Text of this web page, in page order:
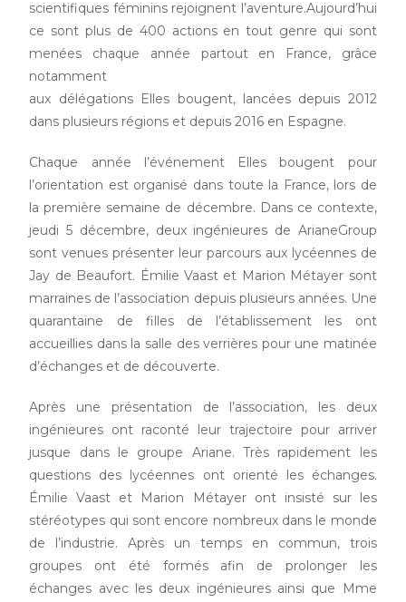
scientifiques féminins rejoignent l’aventure.Aujourd’hui
ce sont plus de 400 actions en tout genre qui sont
menées chaque année partout en France, grâce
notamment
aux délégations Elles bougent, lancées depuis 2012
dans plusieurs régions et depuis 2016 en Espagne.
Chaque année l’événement Elles bougent pour
l’orientation est organisé dans toute la France, lors de
la première semaine de décembre. Dans ce contexte,
jeudi 5 décembre, deux ingénieures de ArianeGroup
sont venues présenter leur parcours aux lycéennes de
Jay de Beaufort. Émilie Vaast et Marion Métayer sont
marraines de l’association depuis plusieurs années. Une
quarantaine de filles de l’établissement les ont
accueillies dans la salle des verrières pour une matinée
d’échanges et de découverte.
Après une présentation de l’association, les deux
ingénieures ont raconté leur trajectoire pour arriver
jusque dans le groupe Ariane. Très rapidement les
questions des lycéennes ont orienté les échanges.
Émilie Vaast et Marion Métayer ont insisté sur les
stéréotypes qui sont encore nombreux dans le monde
de l’industrie. Après un temps en commun, trois
groupes ont été formés afin de prolonger les
échanges avec les deux ingénieures ainsi que Mme